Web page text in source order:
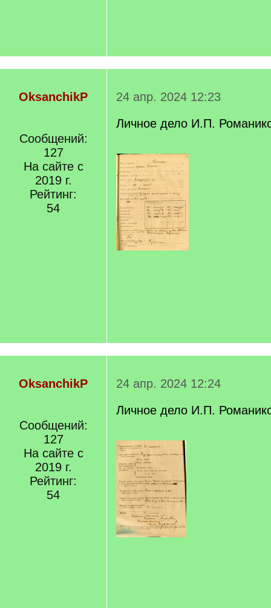
OksanchikP
Сообщений:
127
На сайте с
2019 г.
Рейтинг:
54
24 апр. 2024 12:23
Личное дело И.П.
OksanchikP
Сообщений:
127
На сайте с
2019 г.
Рейтинг:
54
24 апр. 2024 12:24
Личное дело И.П.